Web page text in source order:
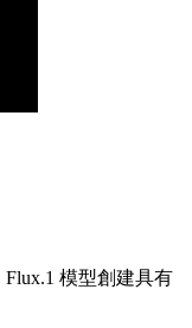
Flux.1 模型創建具有